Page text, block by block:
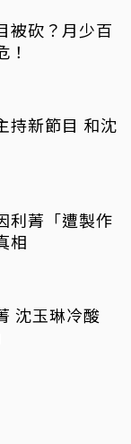
被砍？月少百
持新節目 和沈
利菁「遭製作
相